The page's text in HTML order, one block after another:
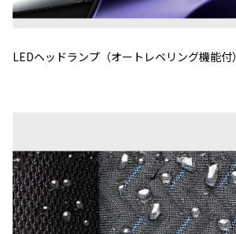
LEDヘッドランプ（オートレベリング機能付）